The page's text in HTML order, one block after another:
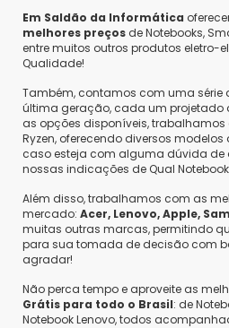
Em Saldão da Informática
melhores preços de Notebooks,
entre muitos outros produtos eletro-
Qualidade!
Também, contamos com uma série
última geração, cada um projetado
as opções disponíveis, trabalhamos
Ryzen, oferecendo diversos modelos
caso esteja com alguma dúvida de
nossas indicações de Qual
Além disso, trabalhamos com as
mercado: Acer, Lenovo, Apple,
muitas outras marcas, permitindo
para sua tomada de decisão com
agradar!
Não perca tempo e aproveite as
Grátis para todo o Brasil: de
Notebook Lenovo, todos